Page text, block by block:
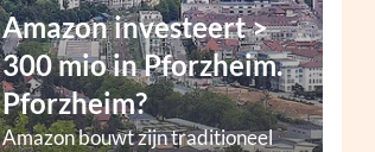
Amazon investeert >
300 mio in Pforzheim.
Pforzheim?
Amazon bouwt zijn traditioneel